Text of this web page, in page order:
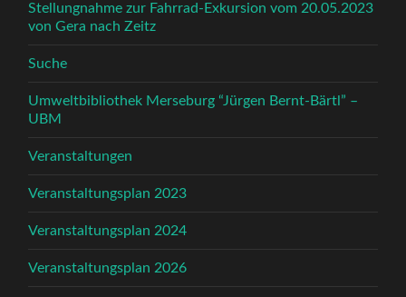
Stellungnahme zur Fahrrad-Exkursion vom 20.05.2023
von Gera nach Zeitz
Suche
Umweltbibliothek Merseburg “Jürgen Bernt-Bärtl” –
UBM
Veranstaltungen
Veranstaltungsplan 2023
Veranstaltungsplan 2024
Veranstaltungsplan 2026